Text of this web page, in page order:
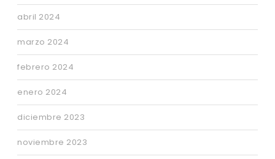
abril 2024
marzo 2024
febrero 2024
enero 2024
diciembre 2023
noviembre 2023